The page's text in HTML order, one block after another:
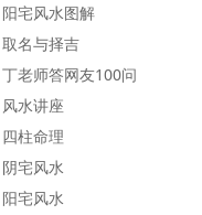
阳宅风水图解
取名与择吉
丁老师答网友100问
风水讲座
四柱命理
阴宅风水
阳宅风水